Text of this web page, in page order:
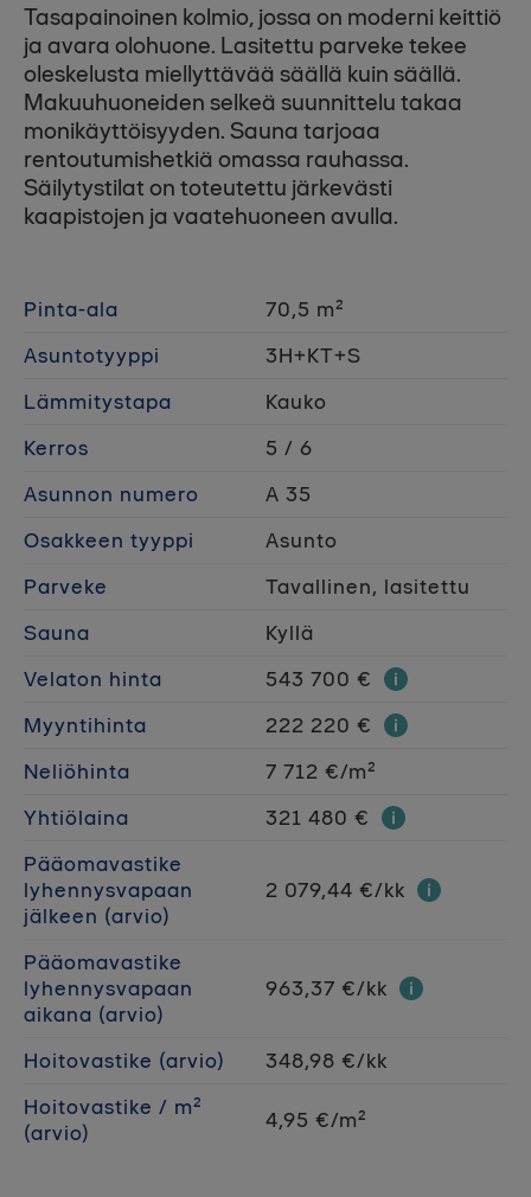
Tasapainoinen kolmio, jossa on moderni keittiö
ja avara olohuone. Lasitettu parveke tekee
oleskelusta miellyttävää säällä kuin säällä.
Makuuhuoneiden selkeä suunnittelu takaa
monikäyttöisyyden. Sauna tarjoaa
rentoutumishetkiä omassa rauhassa.
Säilytystilat on toteutettu järkevästi
kaapistojen ja vaatehuoneen avulla.
Pinta-ala
70,5 m²
Asuntotyyppi
3H+KT+S
Lämmitystapa
Kauko
Kerros
5 / 6
Asunnon numero
A 35
Osakkeen tyyppi
Asunto
Parveke
Tavallinen, lasitettu
Sauna
Kyllä
Velaton hinta
543 700 €
Myyntihinta
222 220 €
Neliöhinta
7 712 €/m²
Yhtiölaina
321 480 €
Pääomavastike
lyhennysvapaan
jälkeen (arvio)
2 079,44 €/kk
Pääomavastike
lyhennysvapaan
aikana (arvio)
963,37 €/kk
Hoitovastike (arvio)
348,98 €/kk
Hoitovastike / m²
(arvio)
4,95 €/m²